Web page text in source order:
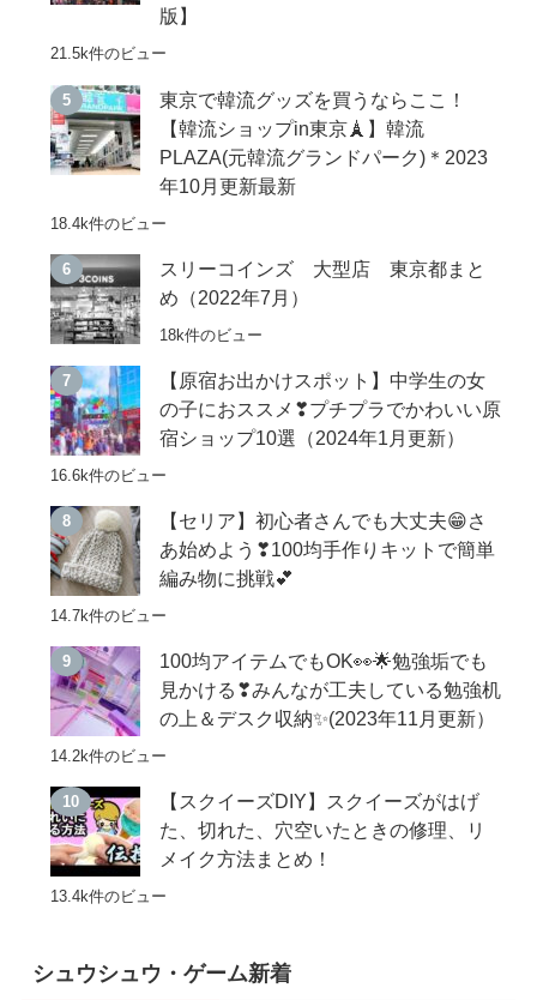
版】
21.5k件のビュー
東京で韓流グッズを買うならここ！
【韓流ショップin東京🗼】韓流
PLAZA(元韓流グランドパーク)＊2023
年10月更新最新
18.4k件のビュー
スリーコインズ 大型店 東京都まと
め（2022年7月）
18k件のビュー
【原宿お出かけスポット】中学生の女
の子におススメ❣プチプラでかわいい原
宿ショップ10選（2024年1月更新）
16.6k件のビュー
【セリア】初心者さんでも大丈夫😁さ
あ始めよう❣100均手作りキットで簡単
編み物に挑戦💕
14.7k件のビュー
100均アイテムでもOK👀🌟勉強垢でも
見かける❣みんなが工夫している勉強机
の上＆デスク収納✨(2023年11月更新）
14.2k件のビュー
【スクイーズDIY】スクイーズがはげ
た、切れた、穴空いたときの修理、リ
メイク方法まとめ！
13.4k件のビュー
シュウシュウ・ゲーム新着